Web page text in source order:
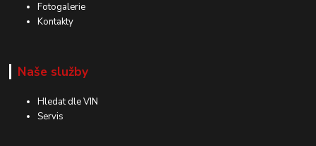
Fotogalerie
Kontakty
Naše služby
Hledat dle VIN
Servis